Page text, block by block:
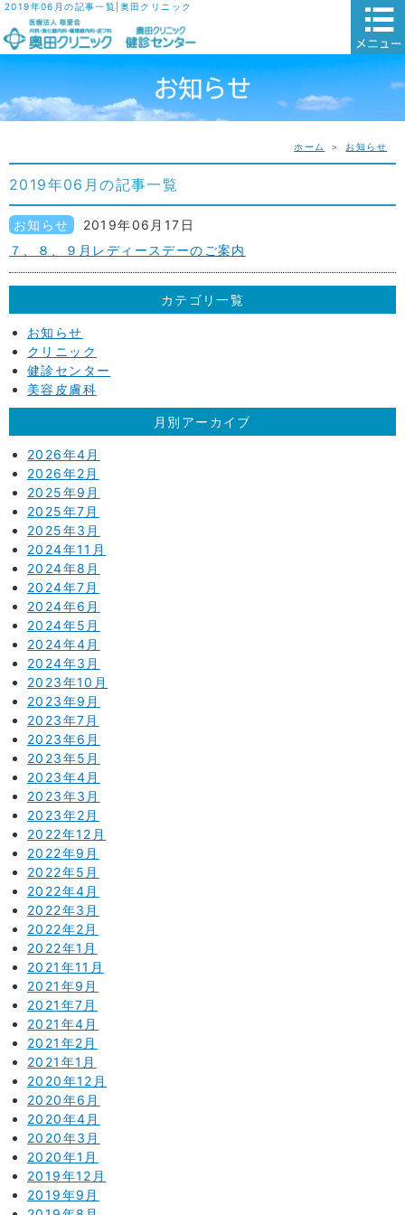
2019年06月の記事一覧|奥田クリニック
ホーム ＞ お知らせ
2019年06月の記事一覧
お知らせ
2019年06月17日
７、８、９月レディースデーのご案内
カテゴリ一覧
お知らせ
クリニック
健診センター
美容皮膚科
月別アーカイブ
2026年4月
2026年2月
2025年9月
2025年7月
2025年3月
2024年11月
2024年8月
2024年7月
2024年6月
2024年5月
2024年4月
2024年3月
2023年10月
2023年9月
2023年7月
2023年6月
2023年5月
2023年4月
2023年3月
2023年2月
2022年12月
2022年9月
2022年5月
2022年4月
2022年3月
2022年2月
2022年1月
2021年11月
2021年9月
2021年7月
2021年4月
2021年2月
2021年1月
2020年12月
2020年6月
2020年4月
2020年3月
2020年1月
2019年12月
2019年9月